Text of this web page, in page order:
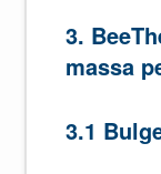
3.
massa
3.1